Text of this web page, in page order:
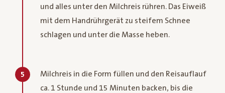
und alles unter den Milchreis rühren. Das Eiweiß
mit dem Handrührgerät zu steifem Schnee
schlagen und unter die Masse heben.
5
Milchreis in die Form füllen und den Reisauflauf
ca. 1 Stunde und 15 Minuten backen, bis die